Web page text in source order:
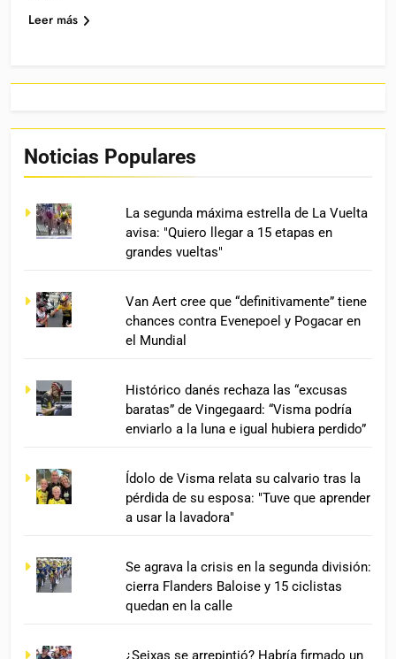
Leer más
Noticias Populares
La segunda máxima estrella de La Vuelta
avisa: "Quiero llegar a 15 etapas en
grandes vueltas"
Van Aert cree que “definitivamente” tiene
chances contra Evenepoel y Pogacar en
el Mundial
Histórico danés rechaza las “excusas
baratas” de Vingegaard: “Visma podría
enviarlo a la luna e igual hubiera perdido”
Ídolo de Visma relata su calvario tras la
pérdida de su esposa: "Tuve que aprender
a usar la lavadora"
Se agrava la crisis en la segunda división:
cierra Flanders Baloise y 15 ciclistas
quedan en la calle
¿Seixas se arrepintió? Habría firmado un